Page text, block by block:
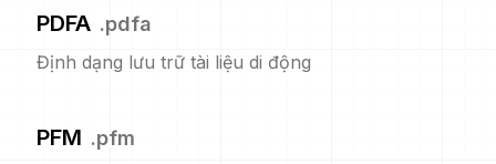
PDFA .pdfa
Định dạng lưu trữ tài liệu di động
PFM .pfm